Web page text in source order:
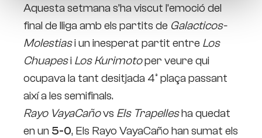
Aquesta setmana s’ha viscut l’emoció del
final de lliga amb els partits de Galacticos-
Molestiasi un inesperat partit entre Los
Chuapesi Los Kurimotoper veure qui
ocupava la tant desitjada 4ª plaça passant
així a les semifinals.
Rayo VayaCañovs Els Trapellesha quedat
en un 5-0, Els Rayo VayaCaño han sumat els